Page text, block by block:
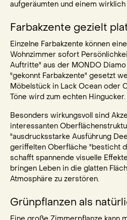
aufgeräumten und einem wirklich
Farbakzente gezielt
Einzelne Farbakzente können
Wohnzimmer sofort
Auftritte" aus der MONDO
"gekonnt Farbakzente" gesetzt
Möbelstück in Lack Ocean oder
Töne wird zum echten Hingucker.
Besonders wirkungsvoll sind
interessanten
"ausdrucksstarke Ausführung
geriffelten Oberfläche "besticht
schafft spannende visuelle
bringen Leben in die glatten
Atmosphäre zu zerstören.
Grünpflanzen als